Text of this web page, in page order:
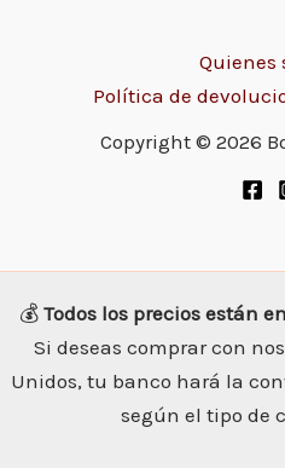
Quienes
Política de
Copyright © 2026
💰 Todos los precios están
Si deseas comprar con
Unidos, tu banco hará la
según el tipo de